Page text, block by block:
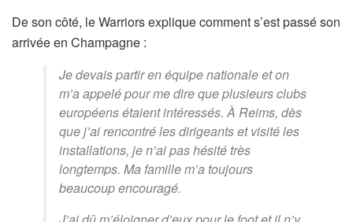
De son côté, le Warriors explique comment s’est passé son
arrivée en Champagne :
Je devais partir en équipe nationale et on
m’a appelé pour me dire que plusieurs clubs
européens étaient intéressés. À Reims, dès
que j’ai rencontré les dirigeants et visité les
installations, je n’ai pas hésité très
longtemps. Ma famille m’a toujours
beaucoup encouragé.